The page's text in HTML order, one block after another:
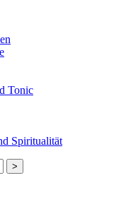
Tonic
Spiritualität